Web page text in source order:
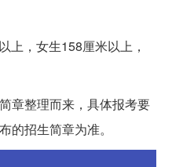
上，女生158厘米以上，
章整理而来，具体报考要
的招生简章为准。